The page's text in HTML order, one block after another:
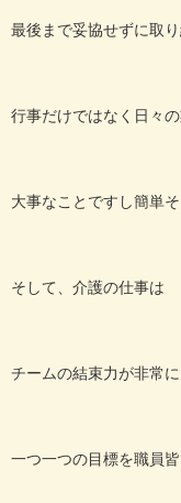
最後まで妥協せずに取
行事だけではなく日々
大事なことですし簡単
そして、介護の仕事は
チームの結束力が非常に
一つ一つの目標を職員